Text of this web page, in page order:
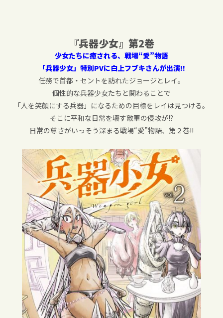
『兵器少女』第2巻
少女たちに癒される、戦場“愛”物語
「兵器少女」特別PVに白上フブキさんが出演!!
任務で首都・セントを訪れたジョージとレイ。
個性的な兵器少女たちと関わることで
「人を笑顔にする兵器」になるための目標をレイは見つける。
そこに平和な日常を壊す敵軍の侵攻が!?
日常の尊さがいっそう深まる戦場“愛”物語、第２巻!!